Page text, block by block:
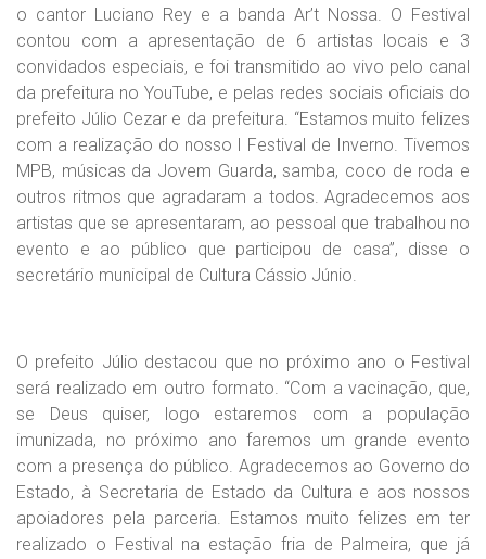
o cantor Luciano Rey e a banda Ar’t Nossa. O Festival
contou com a apresentação de 6 artistas locais e 3
convidados especiais, e foi transmitido ao vivo pelo canal
da prefeitura no YouTube, e pelas redes sociais oficiais do
prefeito Júlio Cezar e da prefeitura. “Estamos muito felizes
com a realização do nosso I Festival de Inverno. Tivemos
MPB, músicas da Jovem Guarda, samba, coco de roda e
outros ritmos que agradaram a todos. Agradecemos aos
artistas que se apresentaram, ao pessoal que trabalhou no
evento e ao público que participou de casa”, disse o
secretário municipal de Cultura Cássio Júnio.
O prefeito Júlio destacou que no próximo ano o Festival
será realizado em outro formato. “Com a vacinação, que,
se Deus quiser, logo estaremos com a população
imunizada, no próximo ano faremos um grande evento
com a presença do público. Agradecemos ao Governo do
Estado, à Secretaria de Estado da Cultura e aos nossos
apoiadores pela parceria. Estamos muito felizes em ter
realizado o Festival na estação fria de Palmeira, que já